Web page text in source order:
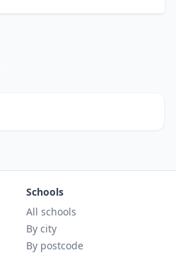
Schools
All schools
By city
By postcode